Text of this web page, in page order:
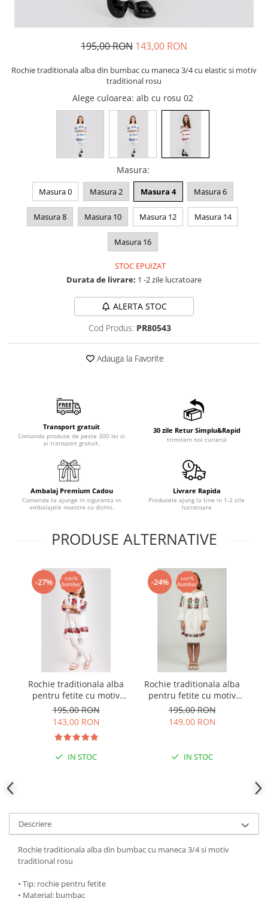
195,00 RON 143,00 RON
Rochie traditionala alba din bumbac cu maneca 3/4 cu elastic si motiv
traditional rosu
Alege culoarea: alb cu rosu 02
Masura:
Masura 0 Masura 2 Masura 4 Masura 6
Masura 8 Masura 10 Masura 12 Masura 14
Masura 16
STOC EPUIZAT
Durata de livrare: 1 -2 zile lucratoare
ALERTA STOC
Cod Produs: PR80543
Adauga la Favorite
Transport gratuit
Comanda produse de peste 300 lei si
ai transport gratuit.
30 zile Retur Simplu&Rapid
trimitem noi curierul
Ambalaj Premium Cadou
Comanda ta ajunge in siguranta in
ambalajele noastre cu dichis.
Livrare Rapida
Produsele ajung la tine in 1-2 zile
lucratoare
PRODUSE ALTERNATIVE
-27%
Rochie traditionala alba
pentru fetite cu motiv
floral rosu Mateea
195,00 RON
143,00 RON
IN STOC
-24%
Rochie traditionala alba
pentru fetite cu motiv
floral rosu Elena
195,00 RON
149,00 RON
IN STOC
Descriere
Rochie traditionala alba din bumbac cu maneca 3/4 si motiv
traditional rosu
• Tip: rochie pentru fetite
• Material: bumbac